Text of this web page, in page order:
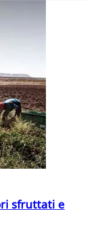
sfruttati e